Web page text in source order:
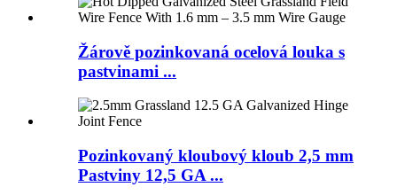
Žárově pozinkovaná ocelová louka s
pastvinami ...
Pozinkovaný kloubový kloub 2,5 mm
Pastviny 12,5 GA ...